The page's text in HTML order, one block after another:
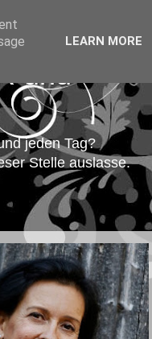
und
jeden Tag?
Stelle auslasse.
LEARN MORE